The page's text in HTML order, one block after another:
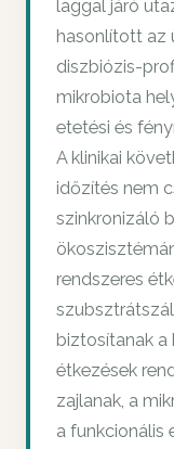
laggal járó
hasonlított az
diszbiózis-
mikrobiota
etetési és
A klinikai
időzítés nem
szinkronizáló
rendszeres
biztosítanak a
étkezések
zajlanak, a
a funkcionális